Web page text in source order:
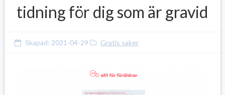
tidning för dig som är gravid
Skapad: 2021-04-29 Gratis saker